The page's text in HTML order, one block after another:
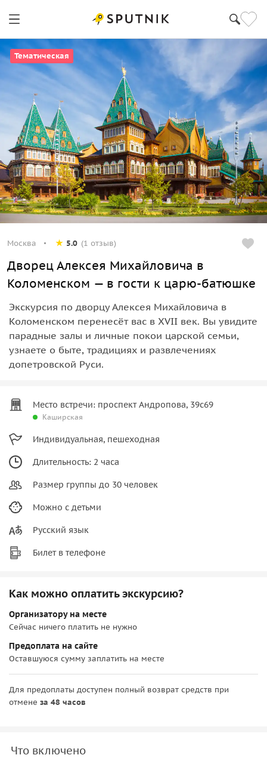
Тематическая
Москва 5.0 (1 отзыв)
Дворец Алексея Михайловича в
Коломенском — в гости к царю-батюшке
Экскурсия по дворцу Алексея Михайловича в
Коломенском перенесёт вас в XVII век. Вы увидите
парадные залы и личные покои царской семьи,
узнаете о быте, традициях и развлечениях
допетровской Руси.
Место встречи: проспект Андропова, 39с69
Каширская
Индивидуальная, пешеходная
Длительность: 2 часа
Размер группы до 30 человек
Можно с детьми
Русский язык
Билет в телефоне
Как можно оплатить экскурсию?
Организатору на месте
Сейчас ничего платить не нужно
Предоплата на сайте
Оставшуюся сумму заплатить на месте
Для предоплаты доступен полный возврат средств при
отмене за 48 часов
Что включено